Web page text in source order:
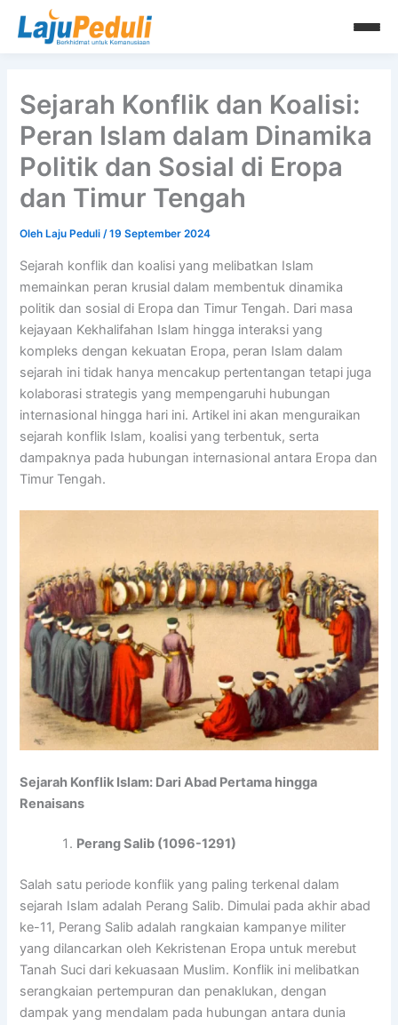
Sejarah Konflik dan Koalisi:
Peran Islam dalam Dinamika
Politik dan Sosial di Eropa
dan Timur Tengah
Oleh Laju Peduli/19 September 2024
Sejarah konflik dan koalisi yang melibatkan Islam
memainkan peran krusial dalam membentuk dinamika
politik dan sosial di Eropa dan Timur Tengah. Dari masa
kejayaan Kekhalifahan Islam hingga interaksi yang
kompleks dengan kekuatan Eropa, peran Islam dalam
sejarah ini tidak hanya mencakup pertentangan tetapi juga
kolaborasi strategis yang mempengaruhi hubungan
internasional hingga hari ini. Artikel ini akan menguraikan
sejarah konflik Islam, koalisi yang terbentuk, serta
dampaknya pada hubungan internasional antara Eropa dan
Timur Tengah.
Sejarah Konflik Islam: Dari Abad Pertama hingga
Renaisans
Perang Salib (1096-1291)
Salah satu periode konflik yang paling terkenal dalam
sejarah Islam adalah Perang Salib. Dimulai pada akhir abad
ke-11, Perang Salib adalah rangkaian kampanye militer
yang dilancarkan oleh Kekristenan Eropa untuk merebut
Tanah Suci dari kekuasaan Muslim. Konflik ini melibatkan
serangkaian pertempuran dan penaklukan, dengan
dampak yang mendalam pada hubungan antara dunia